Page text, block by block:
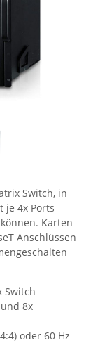
Switch, in
je 4x Ports
Karten
Anschlüssen
Switch
8x
oder 60 Hz